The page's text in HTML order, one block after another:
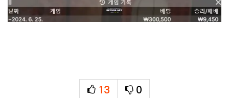
13
0